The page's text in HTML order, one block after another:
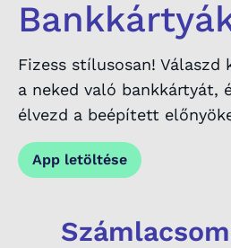
Fizess stílusosan! Válaszd
a neked való bankkártyát,
élvezd a beépített
App letöltése